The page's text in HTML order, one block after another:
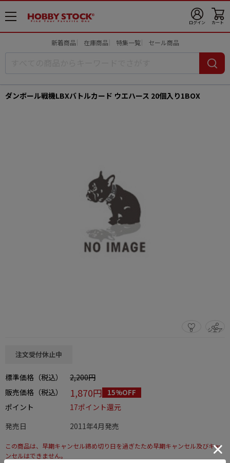
メ
ニ
ログイン カート
新着商品 在庫商品 特集一覧 セール商品
ダンボール戦機LBXバトルカード ウエハース 20個入り1BOX
0 シェア
この商品をシェアする
注文受付休止中
標準価格（税込）
2,200円
販売価格（税込）
1,870円 15%OFF
ポイント
17ポイント還元
発売日
2011年4月発売
この商品は、早期キャンセル締め切り日を過ぎたため早期キャンセル及びキャ
ンセルはできません。